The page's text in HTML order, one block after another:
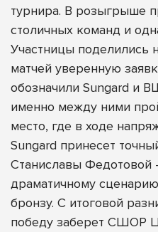
турнира. В розыгрыше
столичных команд и
Участницы поделились
матчей уверенную
обозначили Sungard и
именно между ними
место, где в ходе
Sungard принесет
Станиславы Федотовой
драматичному
бронзу. С итоговой
победу заберет СШОР